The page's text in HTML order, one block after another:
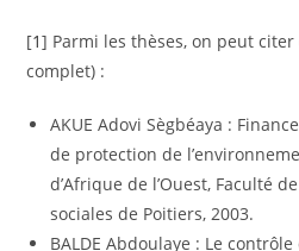
[1] Parmi les thèses, on peut
complet) :
AKUE Adovi Sègbéaya :
de protection de
d’Afrique de l’Ouest, Faculté
sociales de Poitiers, 2003.
BALDE Abdoulaye : Le